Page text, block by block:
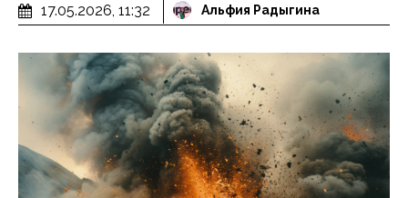
17.05.2026, 11:32 Альфия Радыгина